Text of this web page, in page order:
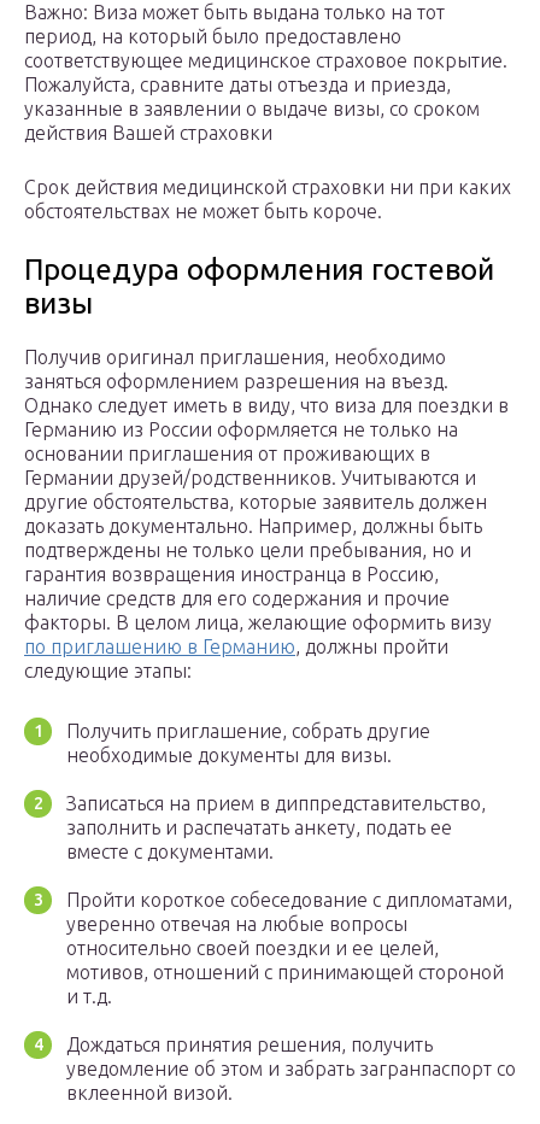
Важно: Виза может быть выдана только на тот
период, на который было предоставлено
соответствующее медицинское страховое покрытие.
Пожалуйста, сравните даты отъезда и приезда,
указанные в заявлении о выдаче визы, со сроком
действия Вашей страховки
Срок действия медицинской страховки ни при каких
обстоятельствах не может быть короче.
Процедура оформления гостевой
визы
Получив оригинал приглашения, необходимо
заняться оформлением разрешения на въезд.
Однако следует иметь в виду, что виза для поездки в
Германию из России оформляется не только на
основании приглашения от проживающих в
Германии друзей/родственников. Учитываются и
другие обстоятельства, которые заявитель должен
доказать документально. Например, должны быть
подтверждены не только цели пребывания, но и
гарантия возвращения иностранца в Россию,
наличие средств для его содержания и прочие
факторы. В целом лица, желающие оформить визу
по приглашению в Германию, должны пройти
следующие этапы:
Получить приглашение, собрать другие
необходимые документы для визы.
Записаться на прием в диппредставительство,
заполнить и распечатать анкету, подать ее
вместе с документами.
Пройти короткое собеседование с дипломатами,
уверенно отвечая на любые вопросы
относительно своей поездки и ее целей,
мотивов, отношений с принимающей стороной
и т.д.
Дождаться принятия решения, получить
уведомление об этом и забрать загранпаспорт со
вклеенной визой.